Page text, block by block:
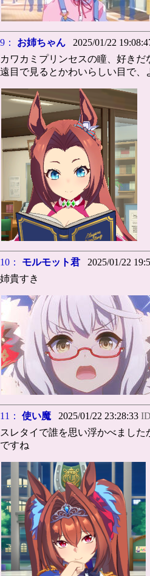
9： お姉ちゃん 2025/01/22
カワカミプリンセスの瞳、好きだ
遠目で見るとかわいらしい目で
10： モルモット君 2025/01/22
姉貴すき
11： 使い魔 2025/01/22 23:28:33
スレタイで誰を思い浮かべました
ですね